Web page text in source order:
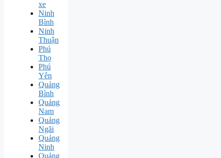
xe
Ninh
Bình
Ninh
Thuận
Phú
Thọ
Phú
Yên
Quảng
Bình
Quảng
Nam
Quảng
Ngãi
Quảng
Ninh
Quảng